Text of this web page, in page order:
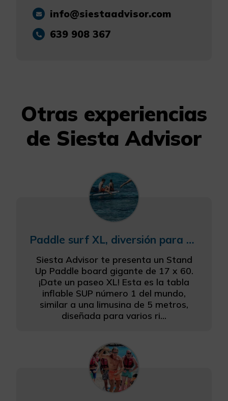
info@siestaadvisor.com
639 908 367
Otras experiencias
de Siesta Advisor
Paddle surf XL, diversión para todos
Siesta Advisor te presenta un Stand
Up Paddle board gigante de 17 x 60.
¡Date un paseo XL! Esta es la tabla
inflable SUP número 1 del mundo,
similar a una limusina de 5 metros,
diseñada para varios ri...